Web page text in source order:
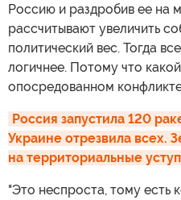
Россию и раздробив ее на
рассчитывают увеличить
политический вес. Тогда
логичнее. Потому что
опосредованном
Россия запустила 120
Украине отрезвила всех.
на территориальные
"Это неспроста, тому есть